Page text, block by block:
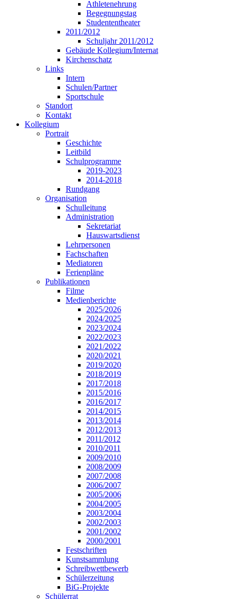
Athletenehrung
Begegnungstag
Studententheater
2011/2012
Schuljahr 2011/2012
Gebäude Kollegium/Internat
Kirchenschatz
Links
Intern
Schulen/Partner
Sportschule
Standort
Kontakt
Kollegium
Portrait
Geschichte
Leitbild
Schulprogramme
2019-2023
2014-2018
Rundgang
Organisation
Schulleitung
Administration
Sekretariat
Hauswartsdienst
Lehrpersonen
Fachschaften
Mediatoren
Ferienpläne
Publikationen
Filme
Medienberichte
2025/2026
2024/2025
2023/2024
2022/2023
2021/2022
2020/2021
2019/2020
2018/2019
2017/2018
2015/2016
2016/2017
2014/2015
2013/2014
2012/2013
2011/2012
2010/2011
2009/2010
2008/2009
2007/2008
2006/2007
2005/2006
2004/2005
2003/2004
2002/2003
2001/2002
2000/2001
Festschriften
Kunstsammlung
Schreibwettbewerb
Schülerzeitung
BiG-Projekte
Schülerrat